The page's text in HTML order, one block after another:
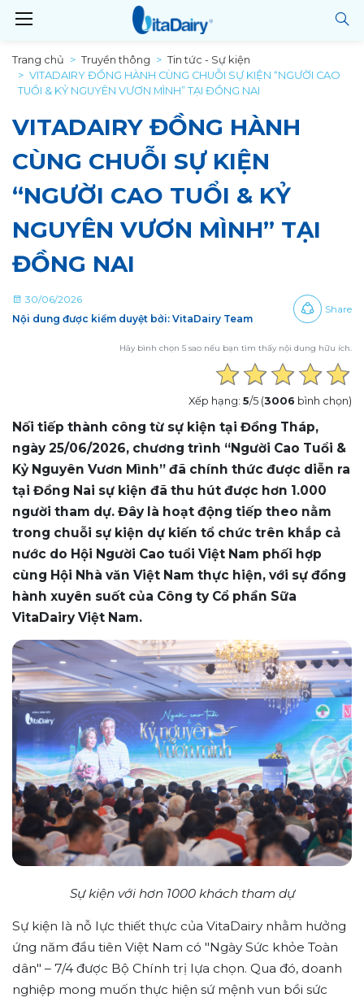
Trang chủ Truyền thông
Tin tức - Sự kiện
VITADAIRY ĐỒNG HÀNH CÙNG CHUỖI SỰ KIỆN “NGƯỜI CAO
TUỔI & KỶ NGUYÊN VƯƠN MÌNH” TẠI ĐỒNG NAI
VITADAIRY ĐỒNG HÀNH
CÙNG CHUỖI SỰ KIỆN
“NGƯỜI CAO TUỔI & KỶ
NGUYÊN VƯƠN MÌNH” TẠI
ĐỒNG NAI
30/06/2026
Nội dung được kiểm duyệt bởi: VitaDairy Team
Share
Hãy bình chọn 5 sao nếu bạn tìm thấy nội dung hữu ích.
Xếp hạng: 5/5 (3006 bình chọn)
Nối tiếp thành công từ sự kiện tại Đồng Tháp,
ngày 25/06/2026, chương trình “Người Cao Tuổi &
Kỷ Nguyên Vươn Mình” đã chính thức được diễn ra
tại Đồng Nai sự kiện đã thu hút được hơn 1.000
người tham dự. Đây là hoạt động tiếp theo nằm
trong chuỗi sự kiện dự kiến tổ chức trên khắp cả
nước do Hội Người Cao tuổi Việt Nam phối hợp
cùng Hội Nhà văn Việt Nam thực hiện, với sự đồng
hành xuyên suốt của Công ty Cổ phần Sữa
VitaDairy Việt Nam.
Sự kiện với hơn 1000 khách tham dự
Sự kiện là nỗ lực thiết thực của VitaDairy nhằm hưởng
ứng năm đầu tiên Việt Nam có "Ngày Sức khỏe Toàn
dân" – 7/4 được Bộ Chính trị lựa chọn. Qua đó, doanh
nghiệp mong muốn thực hiện sứ mệnh vun bồi sức